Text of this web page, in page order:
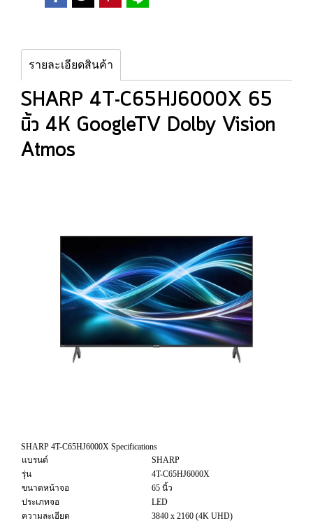
รายละเอียดสินค้า
SHARP 4T-C65HJ6000X 65
นิ้ว 4K GoogleTV Dolby Vision
Atmos
SHARP 4T-C65HJ6000X Specifications
แบรนด์
SHARP
รุ่น
4T-C65HJ6000X
ขนาดหน้าจอ
65 นิ้ว
ประเภทจอ
LED
ความละเอียด
3840 x 2160 (4K UHD)